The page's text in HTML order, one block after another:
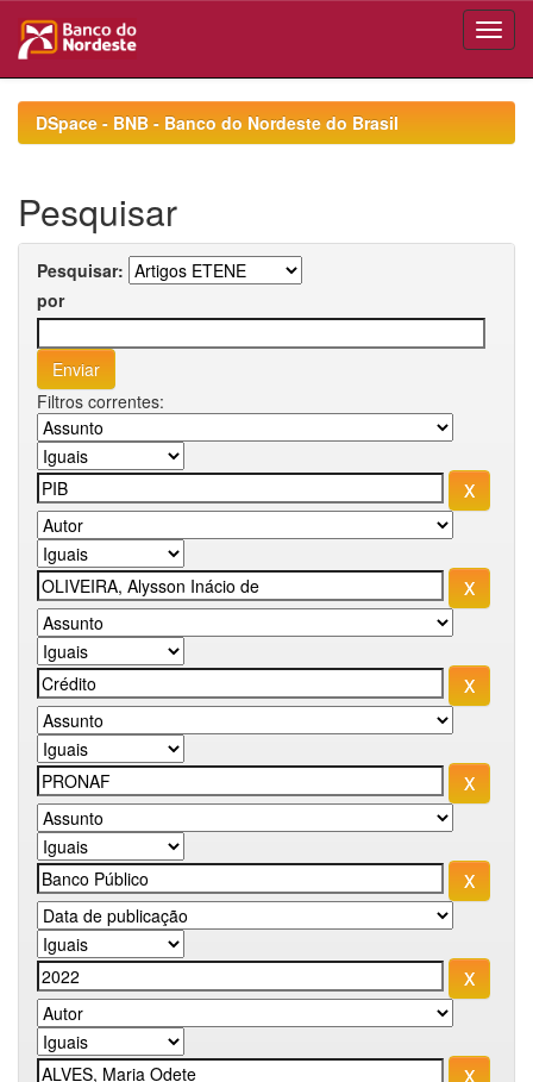
navigationDSpace - BNB - Banco do Nordeste do Brasil
Pesquisar
Pesquisar:
por
Filtros correntes: